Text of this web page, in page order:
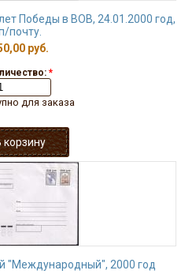
Победы в ВОВ, 24.01.2000 год,
почту.
руб.
*
для заказа
"Международный", 2000 год